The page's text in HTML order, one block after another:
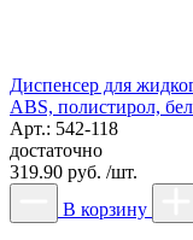
Диспенсер для
ABS, полистирол,
Арт.: 542-118
достаточно
319.90 руб. /шт.
В корзину